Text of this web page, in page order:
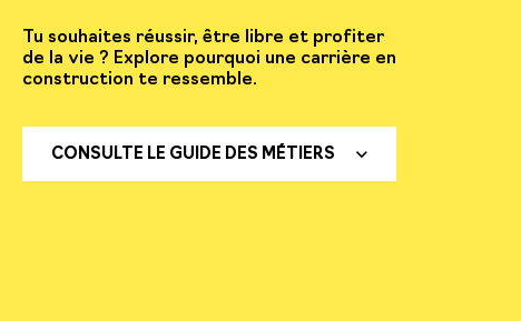
Tu souhaites réussir, être libre et profiter
de la vie ? Explore pourquoi une carrière en
construction te ressemble.
CONSULTE LE GUIDE DES MÉTIERS